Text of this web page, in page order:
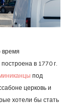
время
в 1770 г.
под
церковь и
хотели бы стать